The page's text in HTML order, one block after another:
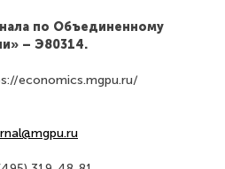
по Объединенному
– Э80314.
economics.mgpu.ru/